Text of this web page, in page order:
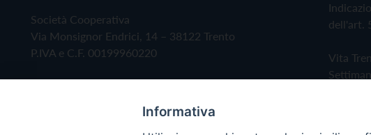
Società Cooperativa
Via Monsignor Endrici, 14 – 38122 Trento
P.IVA e C.F. 00199960220
dell'art.
Vita
Informativa